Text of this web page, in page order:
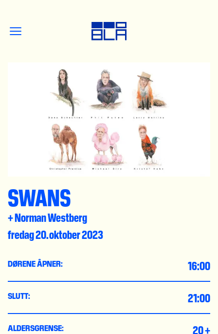
SWANS
+ Norman Westberg
fredag 20. oktober 2023
DØRENE ÅPNER: 16:00
SLUTT: 21:00
ALDERSGRENSE: 20 +